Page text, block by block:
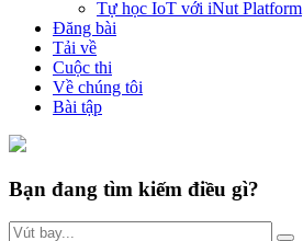
Tự học IoT với iNut Platform
Đăng bài
Tải về
Cuộc thi
Về chúng tôi
Bài tập
Bạn đang tìm kiếm điều gì?